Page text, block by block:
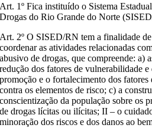
Art. 1º Fica instituído o Sistema
Drogas do Rio Grande do Norte
Art. 2º O SISED/RN tem a finalidade
coordenar as atividades relacionadas
abusivo de drogas, que compreende: a)
redução dos fatores de vulnerabilidade
promoção e o fortalecimento dos fatores
contra os elementos de risco; c) a
conscientização da população sobre os
de drogas lícitas ou ilícitas; II – o
minoração dos riscos e dos danos ao